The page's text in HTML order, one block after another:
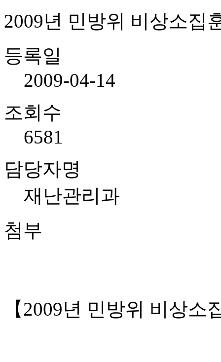
2009년 민방위 비상소집
등록일
2009-04-14
조회수
6581
담당자명
재난관리과
첨부
【2009년 민방위 비상